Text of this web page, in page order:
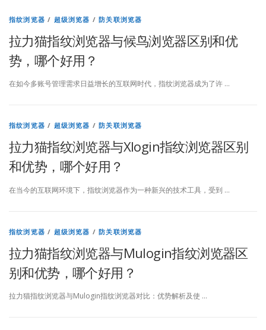
助
您
轻
松
理
多
个
账
,
开
拓
全
指纹浏览器 / 超级浏览器 /防关联浏览器
拉力猫指纹浏览器与候鸟浏览器区别和优
势，哪个好用？
在如今多账号管理需求日益增长的互联网时代，指纹浏览器成为了许 …
指纹浏览器 / 超级浏览器 /防关联浏览器
拉力猫指纹浏览器与Xlogin指纹浏览器区别
和优势，哪个好用？
在当今的互联网环境下，指纹浏览器作为一种新兴的技术工具，受到 …
指纹浏览器 / 超级浏览器 /防关联浏览器
拉力猫指纹浏览器与Mulogin指纹浏览器区
别和优势，哪个好用？
拉力猫指纹浏览器与Mulogin指纹浏览器对比：优势解析及使 …